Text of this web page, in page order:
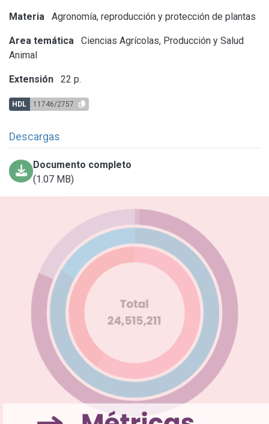
Materia Agronomía, reproducción y protección de plantas
Area temática
Ciencias Agrícolas, Producción y Salud
Animal
Extensión 22 p.
HDL 11746/2757
Descargas
Documento completo
(1.07 MB)